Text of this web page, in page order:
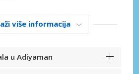
više informacija
u Adiyaman